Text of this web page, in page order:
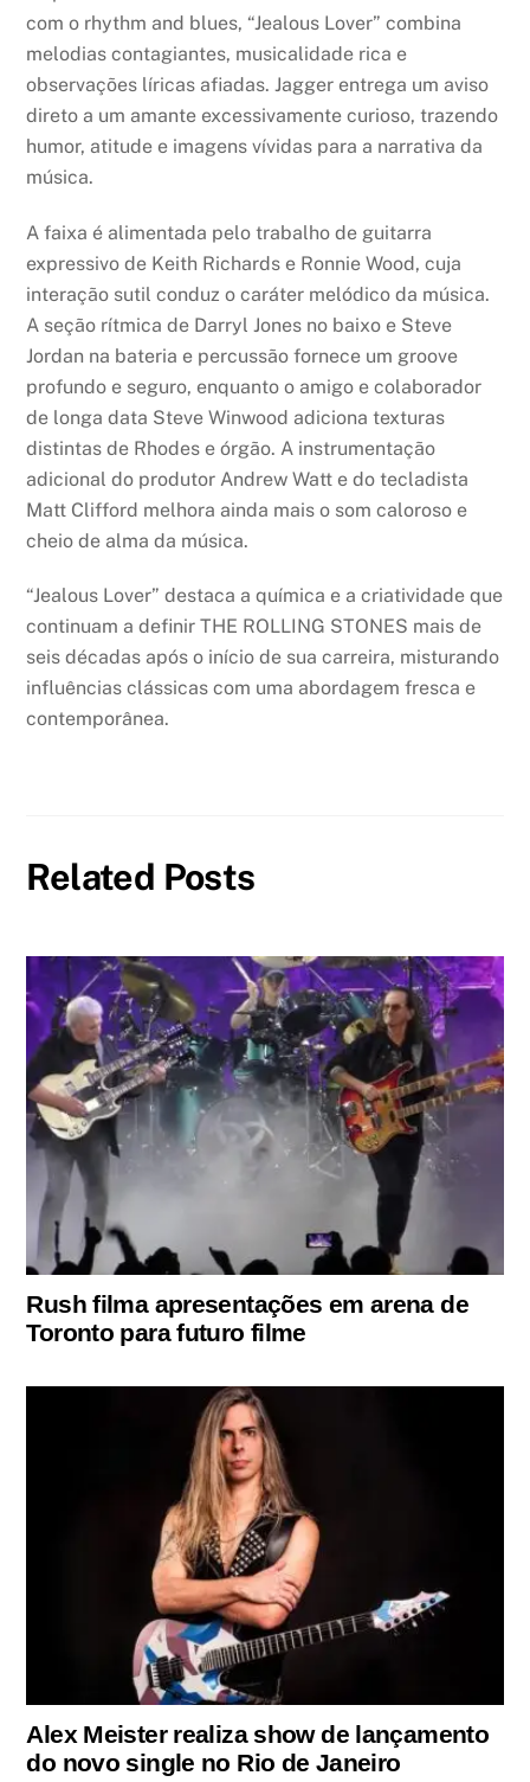
com o rhythm and blues, “Jealous Lover” combina
melodias contagiantes, musicalidade rica e
observações líricas afiadas. Jagger entrega um aviso
direto a um amante excessivamente curioso, trazendo
humor, atitude e imagens vívidas para a narrativa da
música.
A faixa é alimentada pelo trabalho de guitarra
expressivo de Keith Richards e Ronnie Wood, cuja
interação sutil conduz o caráter melódico da música.
A seção rítmica de Darryl Jones no baixo e Steve
Jordan na bateria e percussão fornece um groove
profundo e seguro, enquanto o amigo e colaborador
de longa data Steve Winwood adiciona texturas
distintas de Rhodes e órgão. A instrumentação
adicional do produtor Andrew Watt e do tecladista
Matt Clifford melhora ainda mais o som caloroso e
cheio de alma da música.
“Jealous Lover” destaca a química e a criatividade que
continuam a definir THE ROLLING STONES mais de
seis décadas após o início de sua carreira, misturando
influências clássicas com uma abordagem fresca e
contemporânea.
Related Posts
Rush filma apresentações em arena de
Toronto para futuro filme
Alex Meister realiza show de lançamento
do novo single no Rio de Janeiro